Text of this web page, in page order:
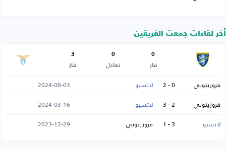
أخر لقاءات جمعت الفريقين
0
فاز
0
تعادل
3
فاز
فروزينوني 0 - 2 لاتسيو
2024-08-03
فروزينوني
2 - 3 لاتسيو
2024-03-16
لاتسيو
3 - 1 فروزينوني 2023-12-29